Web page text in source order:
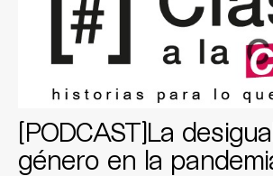
[PODCAST]La
género en la